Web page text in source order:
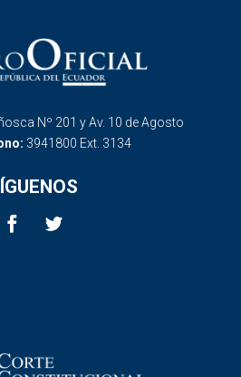
Nº 201 y Av. 10 de Agosto
3941800 Ext. 3134